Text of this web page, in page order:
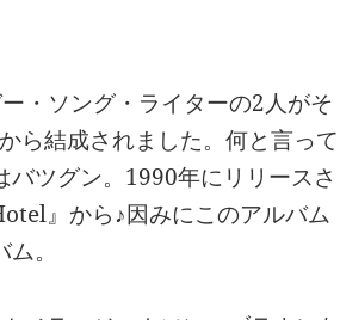
・ソング・ライターの2人がそ
ら結成されました。何と言って
ツグン。1990年にリリースさ
』から♪因みにこのアルバム
。